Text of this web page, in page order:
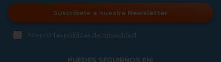
Suscríbete a nuestra Newsletter
Acepto las políticas de privacidad
PUEDES SEGUIRNOS EN: